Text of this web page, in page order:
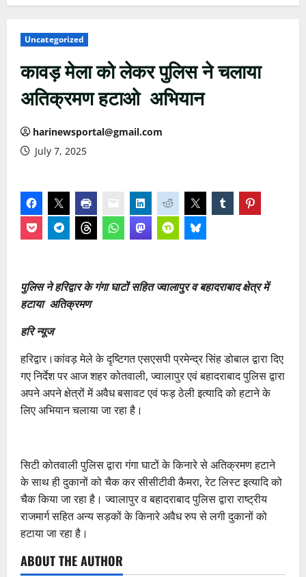
Uncategorized
कावड़ मेला को लेकर पुलिस ने चलाया
अतिक्रमण हटाओ अभियान
harinewsportal@gmail.com
July 7, 2025
पुलिस ने हरिद्वार के गंगा घाटों सहित ज्वालापुर व बहादराबाद क्षेत्र में
हटाया अतिक्रमण
हरि न्यूज
हरिद्वार।कांवड़ मेले के दृष्टिगत एसएसपी प्रमेन्द्र सिंह डोबाल द्वारा दिए
गए निर्देश पर आज शहर कोतवाली, ज्वालापुर एवं बहादराबाद पुलिस द्वारा
अपने अपने क्षेत्रों में अवैध बसावट एवं फड़ ठेली इत्यादि को हटाने के
लिए अभियान चलाया जा रहा है।
सिटी कोतवाली पुलिस द्वारा गंगा घाटों के किनारे से अतिक्रमण हटाने
के साथ ही दुकानों को चैक कर सीसीटीवी कैमरा, रेट लिस्ट इत्यादि को
चैक किया जा रहा है। ज्वालापुर व बहादराबाद पुलिस द्वारा राष्ट्रीय
राजमार्ग सहित अन्य सड़कों के किनारे अवैध रुप से लगी दुकानों को
हटाया जा रहा है।
ABOUT THE AUTHOR